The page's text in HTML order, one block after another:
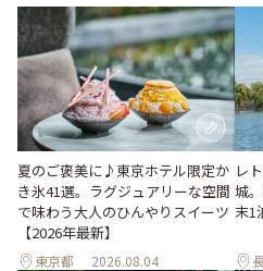
夏のご褒美に♪東京ホテル限定か
き氷41選。ラグジュアリーな空間
で味わう大人のひんやりスイーツ
【2026年最新】
東京都 2026.08.04
レ
城
末1